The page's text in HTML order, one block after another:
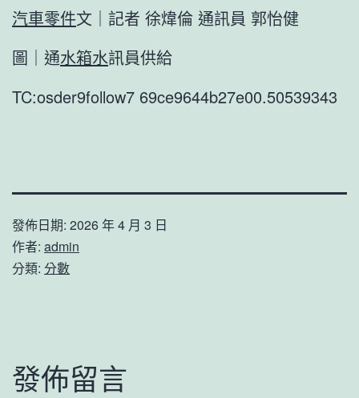
汽車零件文｜記者 徐煒倫 通訊員 郭怡健
圖｜通水箱水訊員供給
TC:osder9follow7 69ce9644b27e00.50539343
發佈日期: 2026 年 4 月 3 日
作者: admin
分類: 分數
發佈留言